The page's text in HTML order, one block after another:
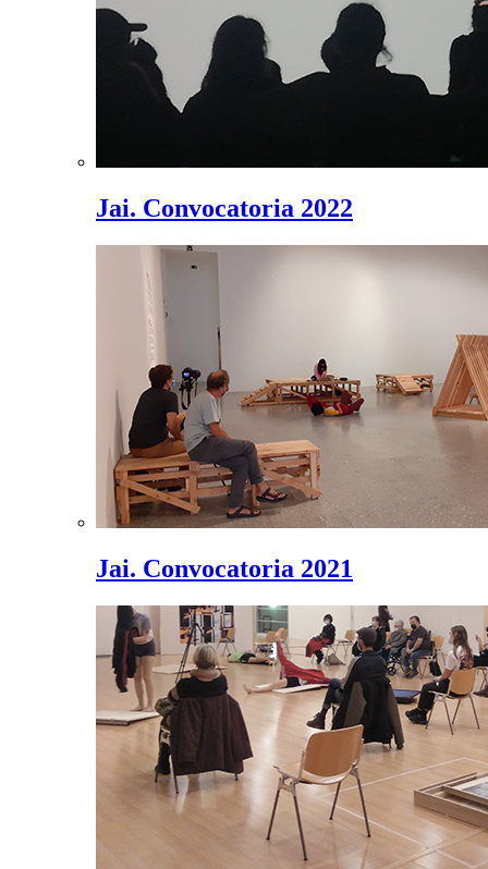
Jai. Convocatoria 2022
Jai. Convocatoria 2021